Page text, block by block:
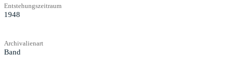
Entstehungszeitraum
1948
Archivalienart
Band